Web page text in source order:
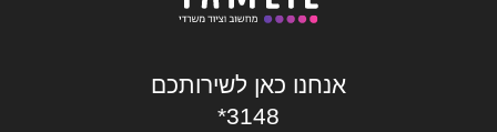
אנחנו כאן לשירותכם
*3148